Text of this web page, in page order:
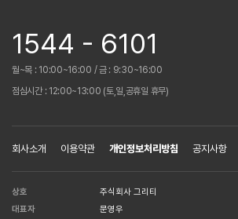
1544 - 6101
월~목 : 10:00~16:00 / 금 : 9:30~16:00
점심시간 : 12:00~13:00 (토,일,공휴일 휴무)
회사소개 이용약관 개인정보처리방침 공지사항
상호
주식회사 그리티
대표자
문영우